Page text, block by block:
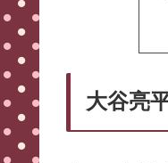
大谷亮